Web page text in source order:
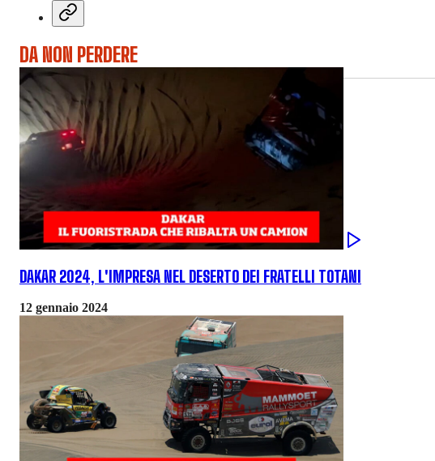
DA NON PERDERE
DAKAR 2024, L'IMPRESA NEL DESERTO DEI FRATELLI TOTANI
12 gennaio 2024